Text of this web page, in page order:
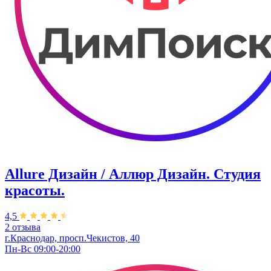
Allure Дизайн / Аллюр Дизайн. Студия
красоты.
4,5
2 отзыва
г.Краснодар, просп.Чекистов, 40
Пн-Вс 09:00-20:00